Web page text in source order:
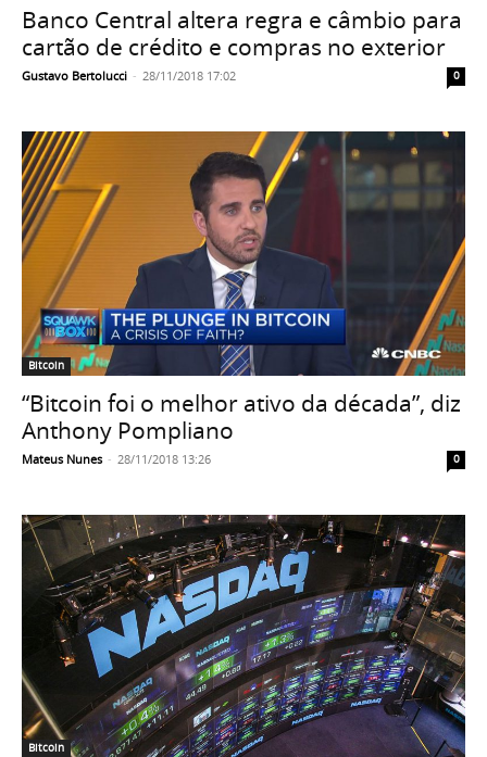
Banco Central altera regra e câmbio para
cartão de crédito e compras no exterior
Gustavo Bertolucci - 28/11/2018 17:02 0
Bitcoin
“Bitcoin foi o melhor ativo da década”, diz
Anthony Pompliano
Mateus Nunes - 28/11/2018 13:26 0
Bitcoin